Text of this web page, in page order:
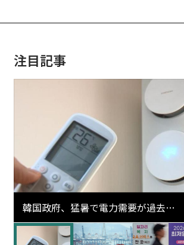
注目記事
韓国政府、猛暑で電力需要が過去最
高更新の可能性に需給対応体制を点